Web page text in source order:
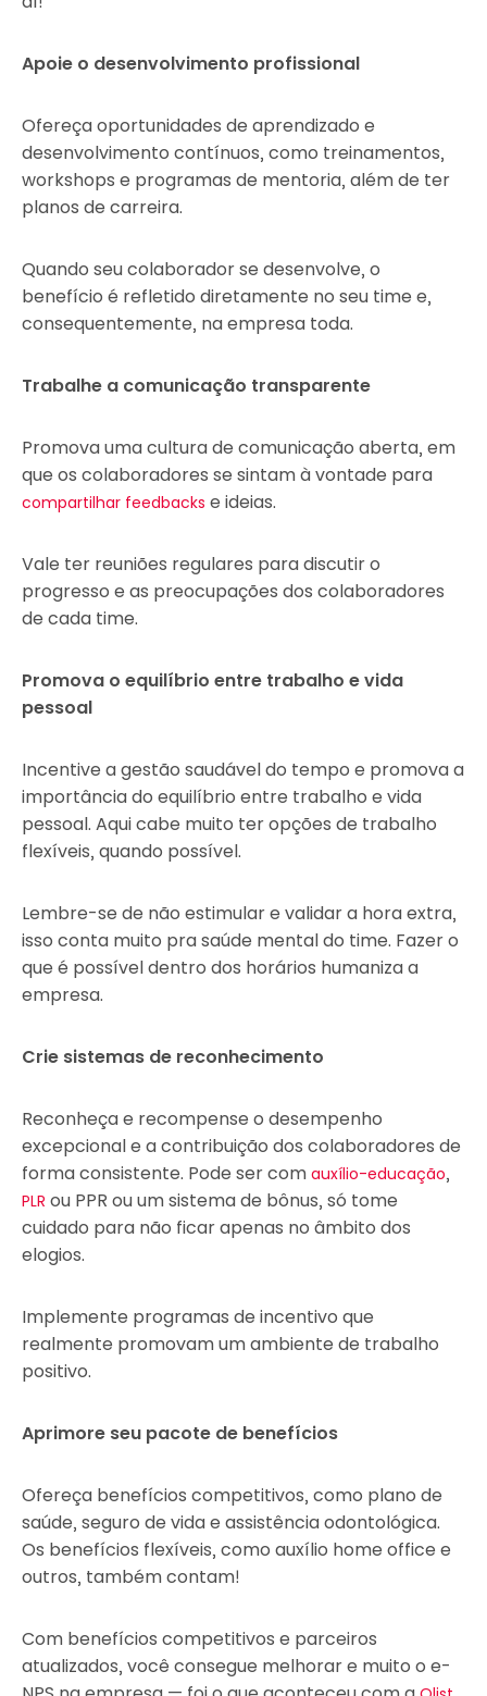
Apoie o desenvolvimento profissional
Ofereça oportunidades de aprendizado e
desenvolvimento contínuos, como treinamentos,
workshops e programas de mentoria, além de ter
planos de carreira.
Quando seu colaborador se desenvolve, o
benefício é refletido diretamente no seu time e,
consequentemente, na empresa toda.
Trabalhe a comunicação transparente
Promova uma cultura de comunicação aberta, em
que os colaboradores se sintam à vontade para
compartilhar feedbacks e ideias.
Vale ter reuniões regulares para discutir o
progresso e as preocupações dos colaboradores
de cada time.
Promova o equilíbrio entre trabalho e vida
pessoal
Incentive a gestão saudável do tempo e promova a
importância do equilíbrio entre trabalho e vida
pessoal. Aqui cabe muito ter opções de trabalho
flexíveis, quando possível.
Lembre-se de não estimular e validar a hora extra,
isso conta muito pra saúde mental do time. Fazer o
que é possível dentro dos horários humaniza a
empresa.
Crie sistemas de reconhecimento
Reconheça e recompense o desempenho
excepcional e a contribuição dos colaboradores de
forma consistente. Pode ser com auxílio-educação,
PLR ou PPR ou um sistema de bônus, só tome
cuidado para não ficar apenas no âmbito dos
elogios.
Implemente programas de incentivo que
realmente promovam um ambiente de trabalho
positivo.
Aprimore seu pacote de benefícios
Ofereça benefícios competitivos, como plano de
saúde, seguro de vida e assistência odontológica.
Os benefícios flexíveis, como auxílio home office e
outros, também contam!
Com benefícios competitivos e parceiros
atualizados, você consegue melhorar e muito o e-